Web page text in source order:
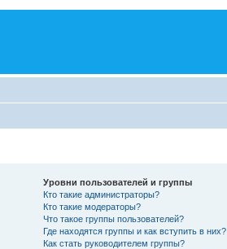
Уровни пользователей и группы
Кто такие администраторы?
Кто такие модераторы?
Что такое группы пользователей?
Где находятся группы и как вступить в них?
Как стать руководителем группы?